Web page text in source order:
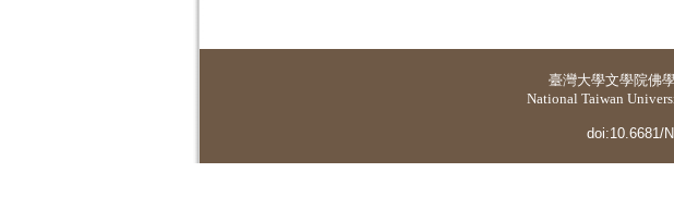
臺灣大學文學院佛
National Taiwan
doi:10.6681/